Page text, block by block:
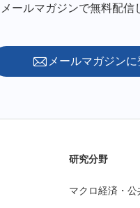
メールマガジンで無料配信
メールマガジンに
研究分野
マクロ経済・公